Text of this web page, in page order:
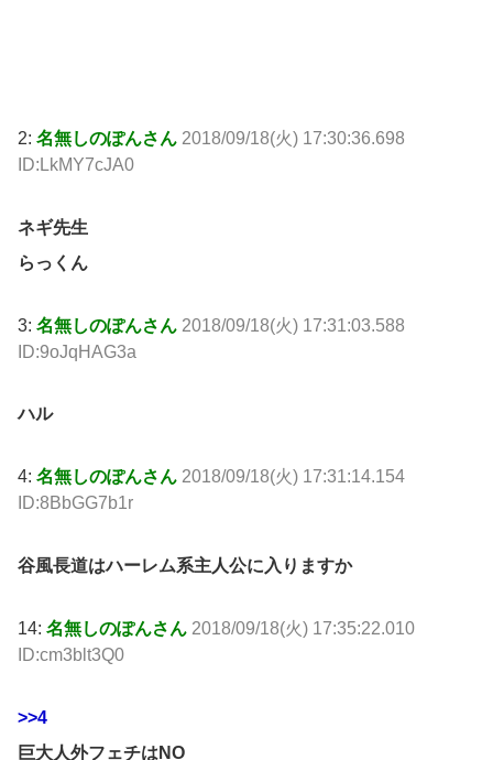
2: 名無しのぽんさん 2018/09/18(火) 17:30:36.698
ID:LkMY7cJA0
ネギ先生
らっくん
3: 名無しのぽんさん 2018/09/18(火) 17:31:03.588
ID:9oJqHAG3a
ハル
4: 名無しのぽんさん 2018/09/18(火) 17:31:14.154
ID:8BbGG7b1r
谷風長道はハーレム系主人公に入りますか
14: 名無しのぽんさん 2018/09/18(火) 17:35:22.010
ID:cm3blt3Q0
>>4
巨大人外フェチはNO